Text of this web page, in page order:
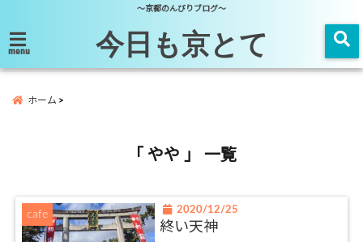
～京都のんびりブログ～
menu 今日も京とて
ホーム
「 やや 」 一覧
cafe 2020/12/25
終い天神